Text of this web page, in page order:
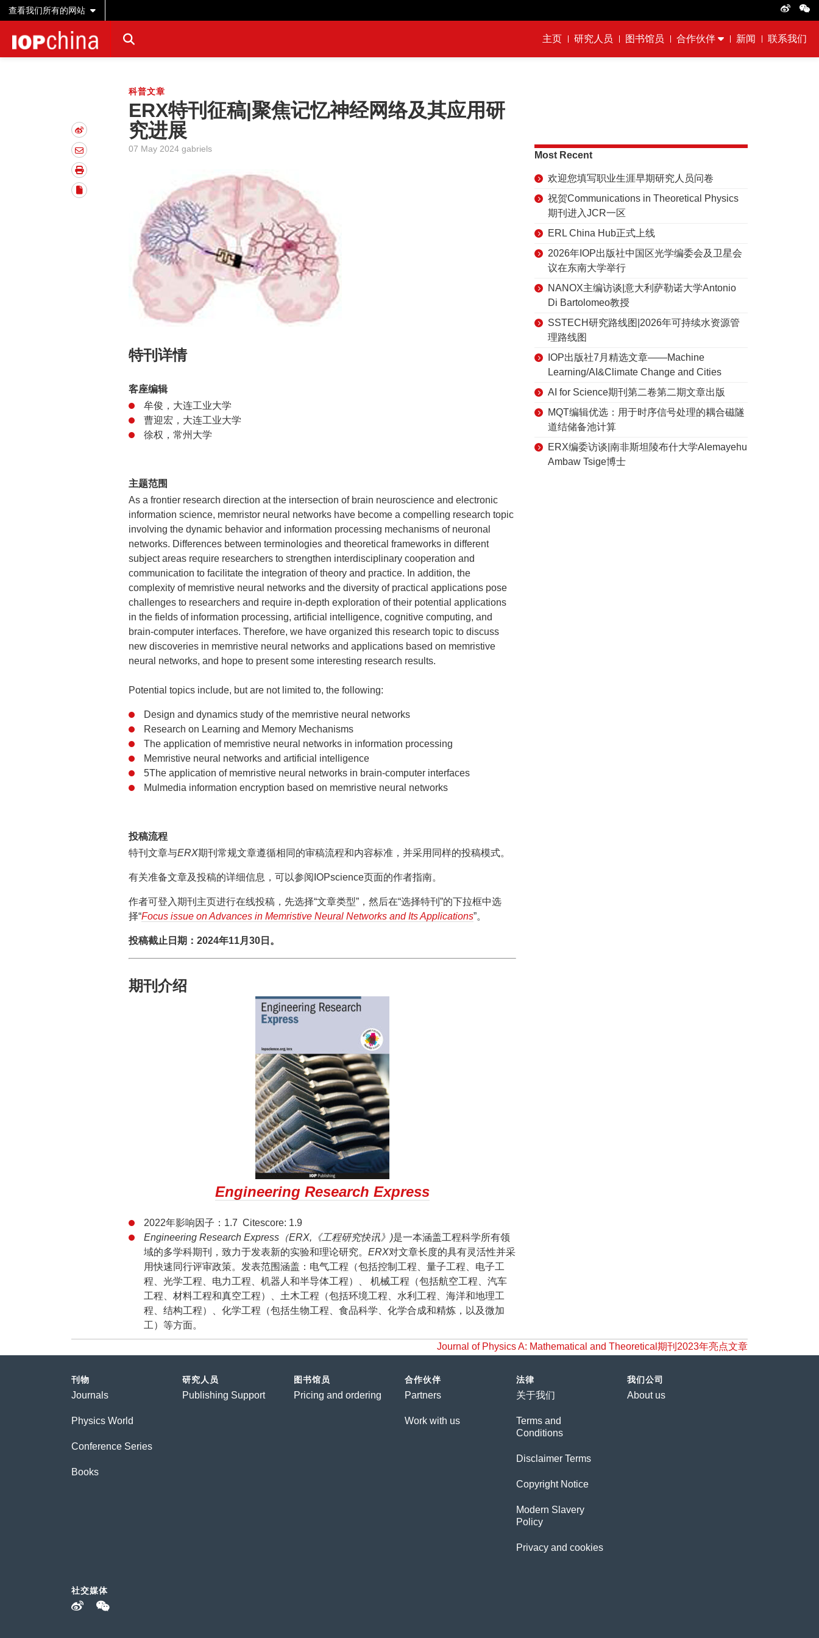
查看我们所有的网站
主页 研究人员 图书馆员 合作伙伴 新闻 联系我们
科普文章
ERX特刊征稿|聚焦记忆神经网络及其应用研
究进展
07 May 2024 gabriels
特刊详情
客座编辑
牟俊，大连工业大学
曹迎宏，大连工业大学
徐权，常州大学
主题范围
As a frontier research direction at the intersection of brain neuroscience and electronic
information science, memristor neural networks have become a compelling research topic
involving the dynamic behavior and information processing mechanisms of neuronal
networks. Differences between terminologies and theoretical frameworks in different
subject areas require researchers to strengthen interdisciplinary cooperation and
communication to facilitate the integration of theory and practice. In addition, the
complexity of memristive neural networks and the diversity of practical applications pose
challenges to researchers and require in-depth exploration of their potential applications
in the fields of information processing, artificial intelligence, cognitive computing, and
brain-computer interfaces. Therefore, we have organized this research topic to discuss
new discoveries in memristive neural networks and applications based on memristive
neural networks, and hope to present some interesting research results.
Potential topics include, but are not limited to, the following:
Design and dynamics study of the memristive neural networks
Research on Learning and Memory Mechanisms
The application of memristive neural networks in information processing
Memristive neural networks and artificial intelligence
5The application of memristive neural networks in brain-computer interfaces
Mulmedia information encryption based on memristive neural networks
投稿流程
特刊文章与ERX期刊常规文章遵循相同的审稿流程和内容标准，并采用同样的投稿模式。
有关准备文章及投稿的详细信息，可以参阅IOPscience页面的作者指南。
作者可登入期刊主页进行在线投稿，先选择“文章类型”，然后在“选择特刊”的下拉框中选
择“Focus issue on Advances in Memristive Neural Networks and Its Applications”。
投稿截止日期：2024年11月30日。
期刊介绍
Engineering Research Express
2022年影响因子：1.7 Citescore: 1.9
Engineering Research Express（ERX,《工程研究快讯》)是一本涵盖工程科学所有领
域的多学科期刊，致力于发表新的实验和理论研究。 ERX对文章长度的具有灵活性并采
用快速同行评审政策。发表范围涵盖：电气工程（包括控制工程、量子工程、电子工
程、光学工程、电力工程、机器人和半导体工程）、 机械工程（包括航空工程、汽车
工程、材料工程和真空工程）、土木工程（包括环境工程、水利工程、海洋和地理工
程、结构工程）、化学工程（包括生物工程、食品科学、化学合成和精炼，以及微加
工）等方面。
Most Recent
欢迎您填写职业生涯早期研究人员问卷
祝贺Communications in Theoretical Physics
期刊进入JCR一区
ERL China Hub正式上线
2026年IOP出版社中国区光学编委会及卫星会
议在东南大学举行
NANOX主编访谈|意大利萨勒诺大学Antonio
Di Bartolomeo教授
SSTECH研究路线图|2026年可持续水资源管
理路线图
IOP出版社7月精选文章——Machine
Learning/AI&Climate Change and Cities
AI for Science期刊第二卷第二期文章出版
MQT编辑优选：用于时序信号处理的耦合磁隧
道结储备池计算
ERX编委访谈|南非斯坦陵布什大学Alemayehu
Ambaw Tsige博士
Journal of Physics A: Mathematical and Theoretical期刊2023年亮点文章
刊物
Journals
Physics World
Conference Series
Books
研究人员
Publishing Support
图书馆员
Pricing and ordering
合作伙伴
Partners
Work with us
法律
关于我们
Terms and
Conditions
Disclaimer Terms
Copyright Notice
Modern Slavery
Policy
Privacy and cookies
我们公司
About us
社交媒体